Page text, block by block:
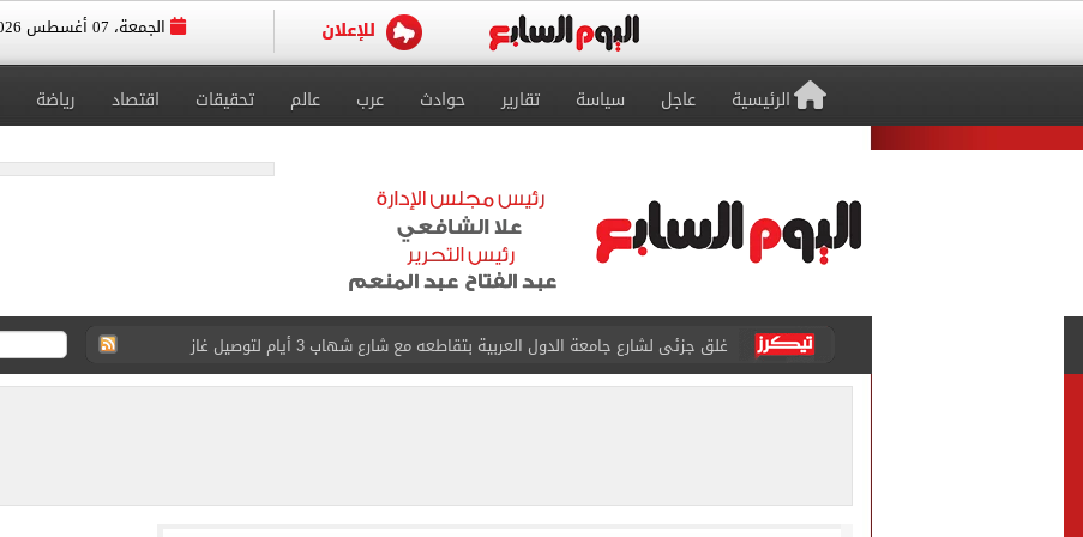
الجمعة، 07 أغسطس 2026
الرئيسية عاجل سياسة تقارير حوادث عرب عالم تحقيقات اقتصاد رياضة
عمرو دياب يدخل موسوعة جينيس بعد تصدره قائمة بيلبورد عربية لـ68 أسبوعا
إغلاق طريق مصر أسوان الزراعى الغربى كليا من المنيب للعياط.. اعرف التحويلات
الاستعلامات تفند ادعاءات ذا صن وميرور حول علاج سيدة بريطانية في شرم الشيخ